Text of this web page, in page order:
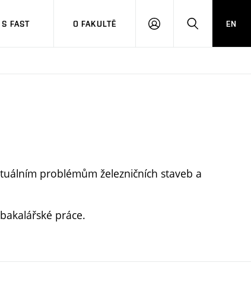
FAST O FAKULTĚ
PŘIHLÁSITHLEDAT
EN
problémům železničních staveb a
práce.